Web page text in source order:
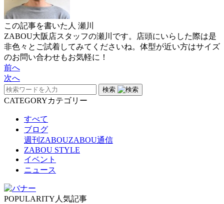
この記事を書いた人 瀬川
ZABOU大阪店スタッフの瀬川です。店頭にいらした際は是
非色々とご試着してみてくださいね。体型が近い方はサイズ
のお問い合わせもお気軽に！
前へ
次へ
検索
CATEGORYカテゴリー
すべて
ブログ
週刊ZABOUZABOU通信
ZABOU STYLE
イベント
ニュース
POPULARITY 人気記事